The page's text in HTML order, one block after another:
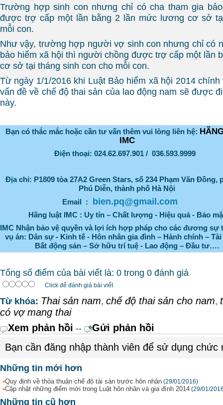
Trường hợp sinh con nhưng chỉ có cha tham gia
được trợ cấp một lần bằng 2 lần mức lương cơ sở
mỗi con.
Như vậy, trường hợp người vợ sinh con nhưng chỉ có
bảo hiểm xã hội thì người chồng được trợ cấp một lần
cơ sở tại tháng sinh con cho mỗi con.
Từ ngày 1/1/2016 khi Luật Bảo hiểm xã hội 2014
vấn đề về chế độ thai sản của lao động nam sẽ được
này.
Bạn có thắc mắc hoặc cần tư vấn thêm vui lòng liên hệ:
IMC
Điện thoại: 024.62.697.901 / 036.593.9999
Địa chỉ: P1809 tòa 27A2 Green Stars, số 234 Phạm Văn Đồng,
Phú Diễn, thành phố Hà Nội
Email :
bien.pq@gmail.com
Hãng luật IMC : Uy tín – Chất lượng - Hiệu quả - Bảo
IMC Nhận bảo vệ quyền và lợi ích hợp pháp cho các đương sự
vụ án: Dân sự - Kinh tế - Hôn nhân gia đình – Hành chính –
Bất động sản – Sở hữu trí tuệ - Lao động – Đầu tư….
Tổng số điểm của bài viết là: 0 trong 0 đánh giá
Click để đánh giá bài viết
Từ khóa: Thai sản nam, chế độ thai sản cho nam,
có vợ mang thai
Xem phản hồi --
Gửi phản hồi
Bạn cần đăng nhập thành viên để sử dụng chức
Những tin mới hơn
Quy định về thỏa thuận chế độ tài sản trước hôn nhân (29/01/2016)
Cập nhật những điểm mới trong Luật hôn nhân và gia đình 2014 (29/01/
Những tin cũ hơn